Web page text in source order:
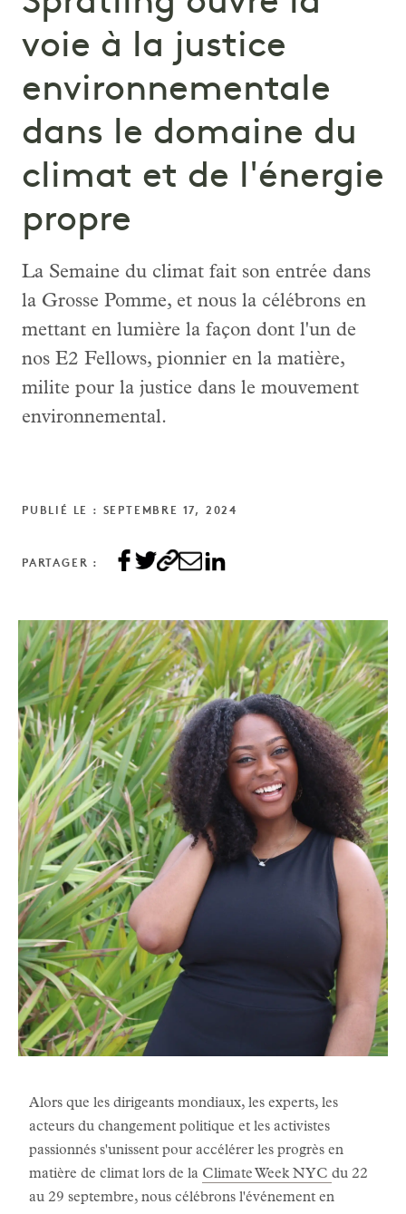
voie à la justice
environnementale
dans le domaine du
climat et de l'énergie
propre
La Semaine du climat fait son entrée dans
la Grosse Pomme, et nous la célébrons en
mettant en lumière la façon dont l'un de
nos E2 Fellows, pionnier en la matière,
milite pour la justice dans le mouvement
environnemental.
PUBLIÉ LE : SEPTEMBRE 17, 2024
PARTAGER :
Alors que les dirigeants mondiaux, les experts, les
acteurs du changement politique et les activistes
passionnés s'unissent pour accélérer les progrès en
matière de climat lors de la Climate Week NYC du 22
au 29 septembre, nous célébrons l'événement en